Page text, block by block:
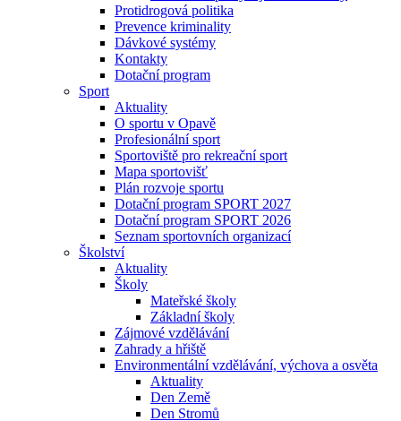
Protidrogová politika
Prevence kriminality
Dávkové systémy
Kontakty
Dotační program
Sport
Aktuality
O sportu v Opavě
Profesionální sport
Sportoviště pro rekreační sport
Mapa sportovišť
Plán rozvoje sportu
Dotační program SPORT 2027
Dotační program SPORT 2026
Seznam sportovních organizací
Školství
Aktuality
Školy
Mateřské školy
Základní školy
Zájmové vzdělávání
Zahrady a hřiště
Environmentální vzdělávání, výchova a osvěta
Aktuality
Den Země
Den Stromů